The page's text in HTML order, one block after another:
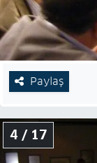
Paylaş
4 / 17